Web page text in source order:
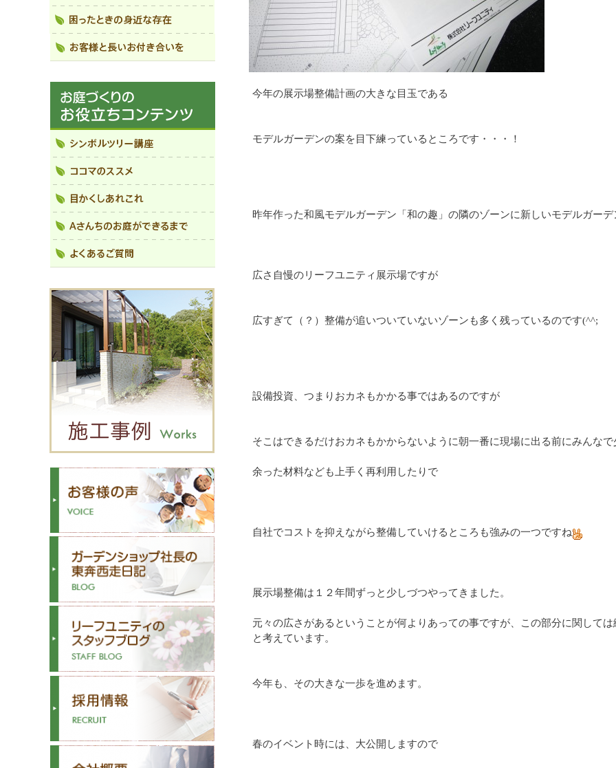
今年の展示場整備計画の大きな目玉である
モデルガーデンの案を目下練っているところです・・・！
昨年作った和風モデルガーデン「和の趣」の隣のゾーンに新しいモデルガーデ
広さ自慢のリーフユニティ展示場ですが
広すぎて（？）整備が追いついていないゾーンも多く残っているのです(^^;
設備投資、つまりおカネもかかる事ではあるのですが
そこはできるだけおカネもかからないように朝一番に現場に出る前にみんなで
余った材料なども上手く再利用したりで
自社でコストを抑えながら整備していけるところも強みの一つですね
展示場整備は１２年間ずっと少しづつやってきました。
元々の広さがあるということが何よりあっての事ですが、この部分に関して
と考えています。
今年も、その大きな一歩を進めます。
春のイベント時には、大公開しますので